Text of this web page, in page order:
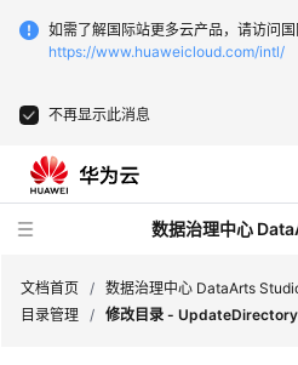
如需了解国际站更多云产品，请访问国
https://www.huaweicloud.com/intl/
不再显示此消息
数据治理中心
文档首页 / 数据治理中心 DataArts
目录管理 / 修改目录 - UpdateDirectory